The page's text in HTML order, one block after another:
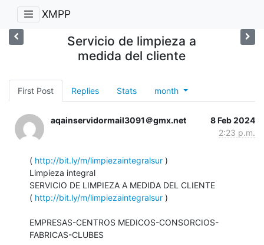
XMPP
Servicio de limpieza a
medida del cliente
First Post Replies Stats month
aqainservidormail3091＠gmx.net
8 Feb 2024
2:23 p.m.
( http://bit.ly/m/limpiezaintegralsur )
Limpieza integral
SERVICIO DE LIMPIEZA A MEDIDA DEL CLIENTE
( http://bit.ly/m/limpiezaintegralsur )
EMPRESAS-CENTROS MEDICOS-CONSORCIOS-
FABRICAS-CLUBES